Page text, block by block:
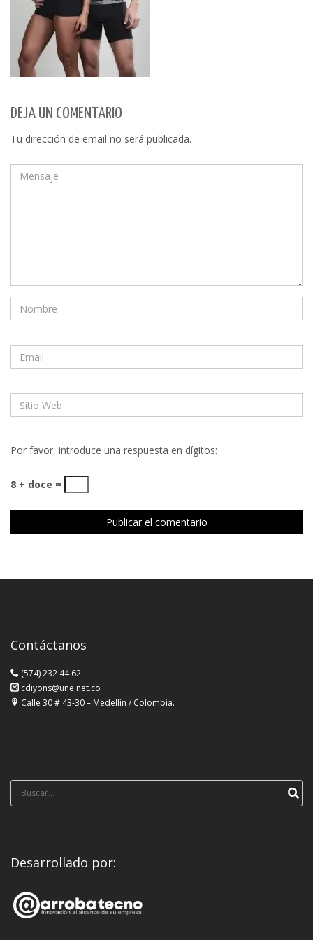
DEJA UN COMENTARIO
Tu dirección de email no será publicada.
Por favor, introduce una respuesta en dígitos:
8 + doce =
Contáctanos
(574) 232 44 62
cdiyons@une.net.co
Calle 30 # 43-30 – Medellín / Colombia.
Búsqueda
para:
Desarrollado por: